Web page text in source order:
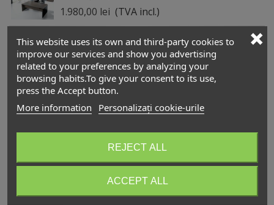
1.980,00 lei (TVA incl.)
Birou operațional Aegis
900,00 lei (TVA incl.)
Birouri operaționale Silva
1.584,00 lei (TVA incl.)
This website uses its own and third-party cookies to
improve our services and show you advertising
related to your preferences by analyzing your
browsing habits.To give your consent to its use,
press the Accept button.
More information
Personalizați cookie-urile
REJECT ALL
ACCEPT ALL